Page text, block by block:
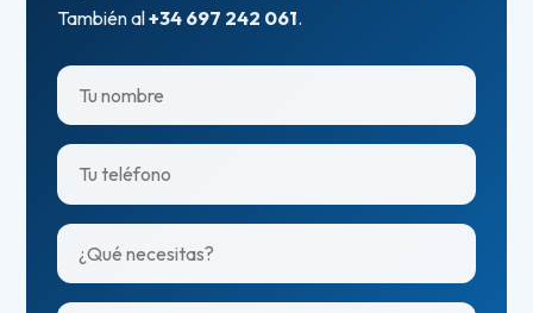
También al+34 697 242 061.